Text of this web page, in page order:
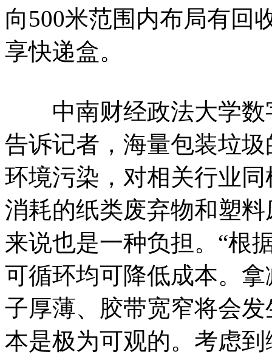
向500米范围内布局有回
享快递盒。
中南财经政法大学数
告诉记者，海量包装垃
环境污染，对相关行业
消耗的纸类废弃物和塑
来说也是一种负担。“根
可循环均可降低成本。
子厚薄、胶带宽窄将会
本是极为可观的。考虑